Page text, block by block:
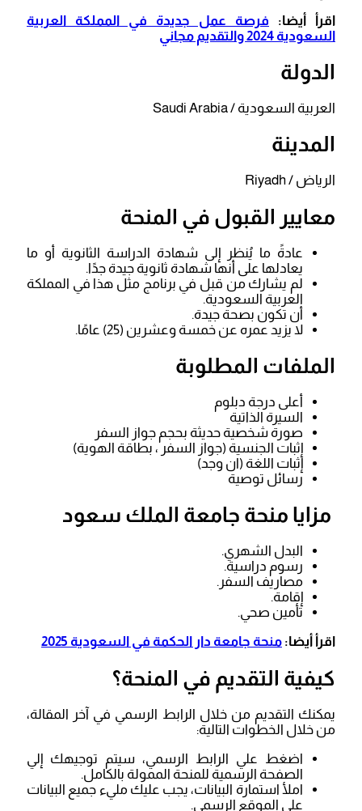
اقرأ أيضا: فرصة عمل جديدة في المملكة العربية
السعودية 2024 والتقديم مجاني
الدولة
العربية السعودية / Saudi Arabia
المدينة
الرياض / Riyadh
معايير القبول في المنحة
عادةً ما يُنظر إلى شهادة الدراسة الثانوية أو ما
يعادلها على أنها شهادة ثانوية جيدة جدًا.
لم يشارك من قبل في برنامج مثل هذا في المملكة
العربية السعودية.
أن تكون بصحة جيدة.
لا يزيد عمره عن خمسة وعشرين (25) عامًا.
الملفات المطلوبة
أعلى درجة دبلوم
السيرة الذاتية
صورة شخصية حديثة بحجم جواز السفر
إثبات الجنسية (جواز السفر ، بطاقة الهوية)
إثبات اللغة (ان وجد)
رسائل توصية
مزايا منحة جامعة الملك سعود
البدل الشهري.
رسوم دراسية.
مصاريف السفر.
إقامة.
تأمين صحي.
اقرأ أيضا: منحة جامعة دار الحكمة في السعودية 2025
كيفية التقديم في المنحة؟
يمكنك التقديم من خلال الرابط الرسمي في آخر المقالة،
من خلال الخطوات التالية:
اضغط علي الرابط الرسمي، سيتم توجيهك إلي
الصفحة الرسمية للمنحة الممولة بالكامل.
املأ استمارة البيانات، يجب عليك مليء جميع البيانات
علي الموقع الرسمي.